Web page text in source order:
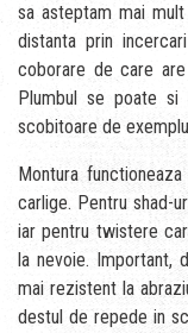
sa asteptam mai
distanta prin
coborare de care
Plumbul se poate
scobitoare de
Montura
carlige. Pentru shad-
iar pentru twistere
la nevoie. Important,
mai rezistent la
destul de repede in